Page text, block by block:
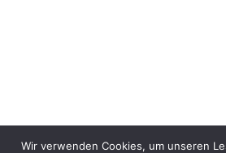
Wir verwenden Cookies, um unseren